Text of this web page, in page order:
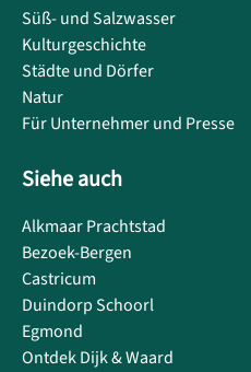
Süß- und Salzwasser
Kulturgeschichte
Städte und Dörfer
Natur
Für Unternehmer und Presse
Siehe auch
Alkmaar Prachtstad
Bezoek-Bergen
Castricum
Duindorp Schoorl
Egmond
Ontdek Dijk & Waard